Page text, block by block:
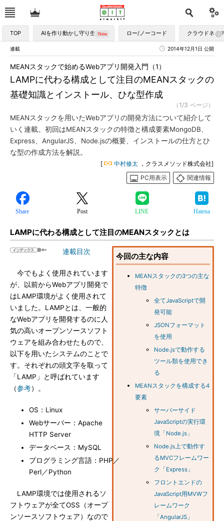
TOP AIを作り動かし守り生かす ロー/ノーコード クラウドネイ
連載 2014年12月1日 公開
LAMPに代わる構成として注目のMEANスタックの
基礎知識とインストール、ひな型作成
MEANスタックで始めるWebアプリ開発入門（1）
（1/3 ページ）
MEANスタックを用いたWebアプリの開発方法について紹介して
いく連載。初回はMEANスタックの特徴と構成要素MongoDB、
Express、AngularJS、Node.jsの概要、インストールの仕方とひ
な型の作成方法を解説。
[ 中村修太 ，クラスメソッド株式会社]
PC用表示
関連情報
Share Post LINE Hatena
LAMPに代わる構成として注目のMEANスタックとは
今回の主な内容
MEANスタックの3つの主な
特徴
全てJavaScriptで開
発可能
JSONフォーマット
を使用
Node.jsで動作する
ツール類を使用でき
る
MEANスタックを構成する4
要素
サーバーサイド
JavaScriptの実行環
境「Node.js」
Node.js上で動作す
るMVCフレームワー
ク「Express」
フロントエンドの
JavaScript用MVWフ
レームワーク
「AngularJS」
連載目次
今でもよく使用されています
が、以前からWebアプリ開発で
はLAMP環境がよく使用されて
いました。LAMPとは、一般的
なWebアプリを開発するのに人
気の高いオープンソースソフト
ウェアを組み合わせたもので、
以下を用いたシステムのことで
す。それぞれの頭文字を取って
「LAMP」と呼ばれています
（参考）。
OS：Linux
Webサーバー：Apache
HTTP Server
データベース：MySQL
プログラミング言語：PHP／
Perl／Python
LAMP環境では使用されるソ
フトウェアが全てOSS（オープ
ンソースソフトウェア）なので